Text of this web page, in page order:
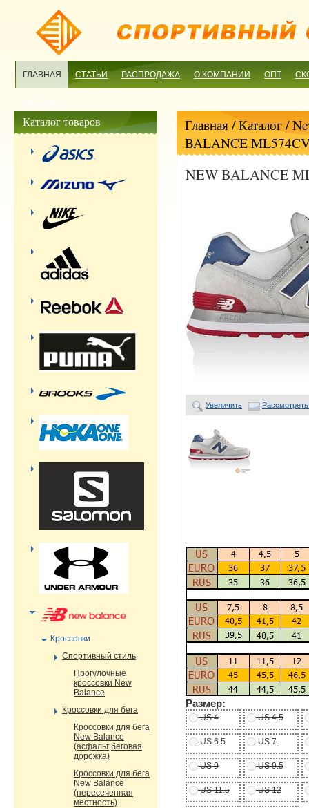
ГЛАВНАЯ СТАТЬИ РАСПРОДАЖА О КОМПАНИИ ОПТ
Главная/ Каталог /
BALANCE
NEW BALANCE
Увеличить
Размер:
US 4 US 4.5
US 6.5 US 7
US 9 US 9.5
US 11.5 US 12
Каталог товаров
Кроссовки
Спортивный стиль
Прогулочные
кроссовки New
Balance
Кроссовки для бега
Кроссовки для бега
New Balance
(асфальт,беговая
дорожка)
Кроссовки для бега
New Balance
(пересеченная
местность)